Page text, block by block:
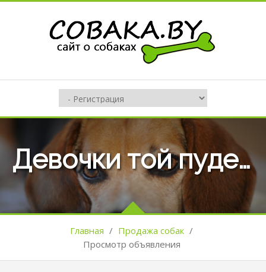
Девочки той пудель
Главная / Продажа собак /
Просмотр объявления